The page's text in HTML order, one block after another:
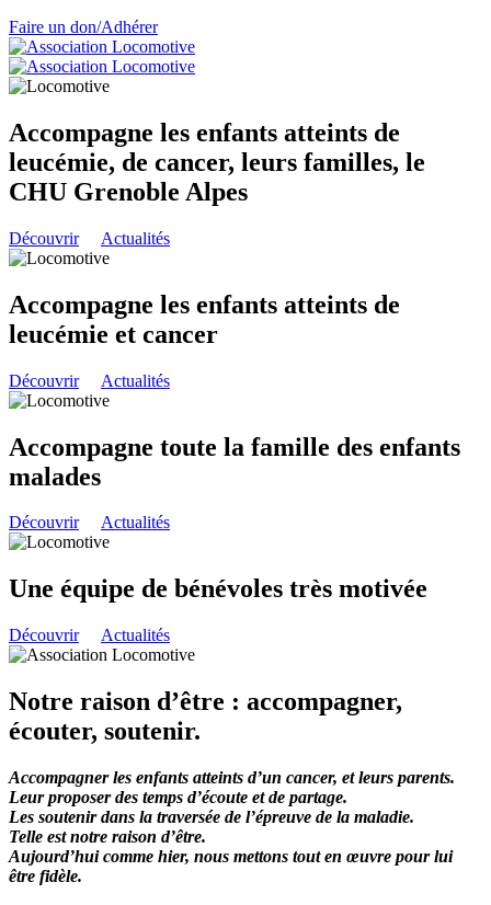
Faire un don/Adhérer
Accompagne les enfants atteints de
leucémie, de cancer, leurs familles, le
CHU Grenoble Alpes
Découvrir Actualités
Accompagne les enfants atteints de
leucémie et cancer
Découvrir Actualités
Accompagne toute la famille des enfants
malades
Découvrir Actualités
Une équipe de bénévoles très motivée
Découvrir Actualités
Notre raison d’être : accompagner,
écouter, soutenir.
Accompagner les enfants atteints d’un cancer, et leurs parents.
Leur proposer des temps d’écoute et de partage.
Les soutenir dans la traversée de l’épreuve de la maladie.
Telle est notre raison d’être.
Aujourd’hui comme hier, nous mettons tout en œuvre pour lui
être fidèle.